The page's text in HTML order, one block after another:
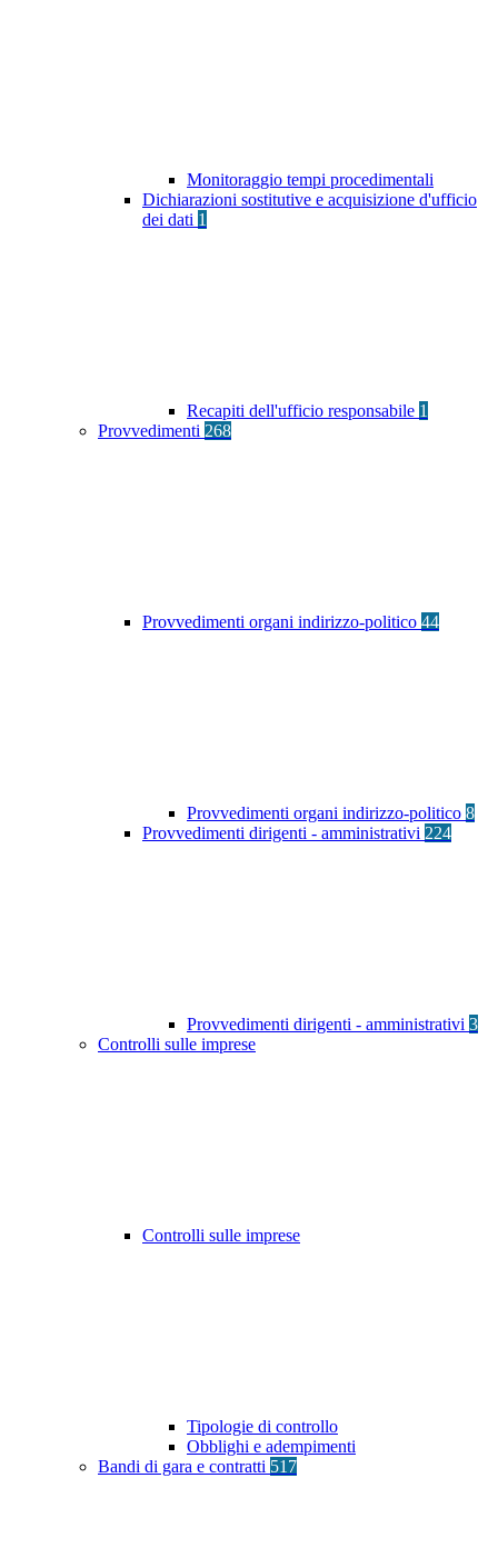
Monitoraggio tempi procedimentali
Dichiarazioni sostitutive e acquisizione d'ufficio
dei dati 1
Recapiti dell'ufficio responsabile 1
Provvedimenti 268
Provvedimenti organi indirizzo-politico 44
Provvedimenti organi indirizzo-politico 8
Provvedimenti dirigenti - amministrativi 224
Provvedimenti dirigenti - amministrativi 3
Controlli sulle imprese
Controlli sulle imprese
Tipologie di controllo
Obblighi e adempimenti
Bandi di gara e contratti 517